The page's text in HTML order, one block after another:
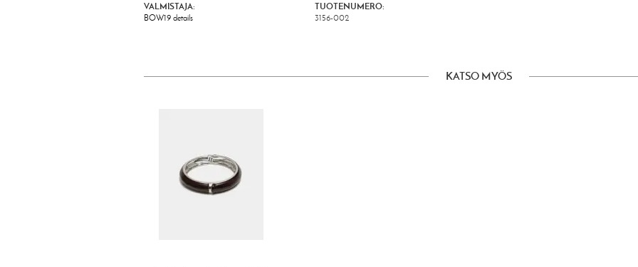
VALMISTAJA:
BOW19 details
TUOTENUMERO:
3156-002
KATSO MYÖS